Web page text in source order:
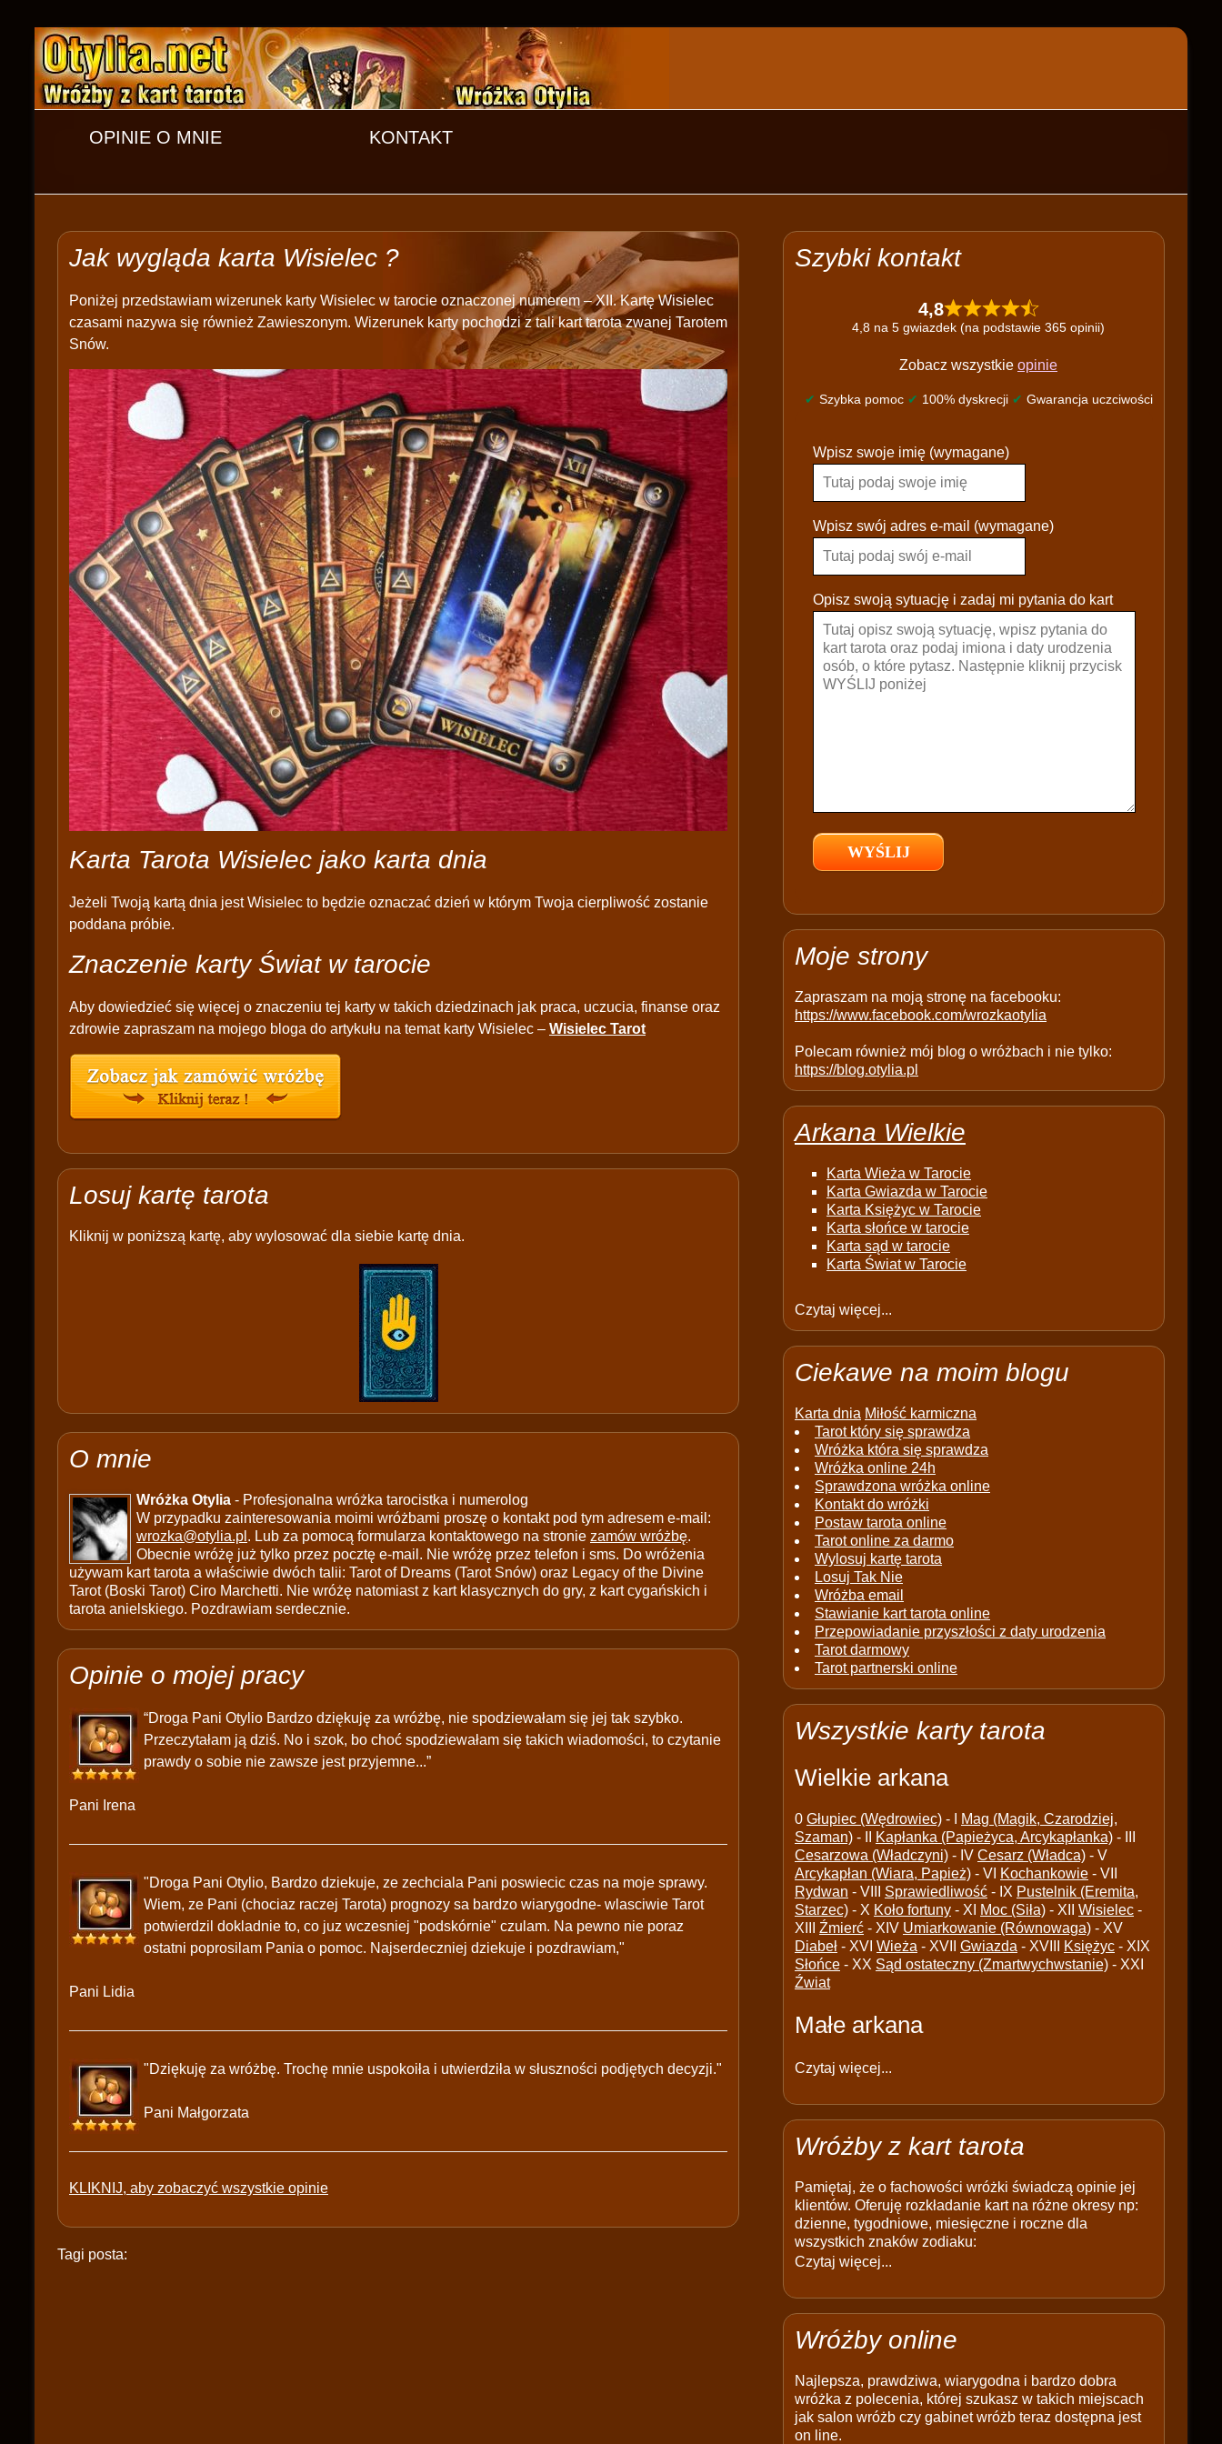
OPINIE O MNIE KONTAKT
Jak wygląda karta Wisielec ?
Poniżej przedstawiam wizerunek karty Wisielec w tarocie oznaczonej numerem – XII. Kartę Wisielec
czasami nazywa się również Zawieszonym. Wizerunek karty pochodzi z tali kart tarota zwanej Tarotem
Snów.
Karta Tarota Wisielec jako karta dnia
Jeżeli Twoją kartą dnia jest Wisielec to będzie oznaczać dzień w którym Twoja cierpliwość zostanie
poddana próbie.
Znaczenie karty Świat w tarocie
Aby dowiedzieć się więcej o znaczeniu tej karty w takich dziedzinach jak praca, uczucia, finanse oraz
zdrowie zapraszam na mojego bloga do artykułu na temat karty Wisielec – Wisielec Tarot
Losuj kartę tarota
Kliknij w poniższą kartę, aby wylosować dla siebie kartę dnia.
O mnie
Wróżka Otylia - Profesjonalna wróżka tarocistka i numerolog
W przypadku zainteresowania moimi wróżbami proszę o kontakt pod tym adresem e-mail:
wrozka@otylia.pl . Lub za pomocą formularza kontaktowego na stronie zamów wróżbę.
Obecnie wróżę już tylko przez pocztę e-mail. Nie wróżę przez telefon i sms. Do wróżenia
używam kart tarota a właściwie dwóch talii: Tarot of Dreams (Tarot Snów) oraz Legacy of the Divine
Tarot (Boski Tarot) Ciro Marchetti. Nie wróżę natomiast z kart klasycznych do gry, z kart cygańskich i
tarota anielskiego. Pozdrawiam serdecznie.
Opinie o mojej pracy
“Droga Pani Otylio Bardzo dziękuję za wróżbę, nie spodziewałam się jej tak szybko.
Przeczytałam ją dziś. No i szok, bo choć spodziewałam się takich wiadomości, to czytanie
prawdy o sobie nie zawsze jest przyjemne...”
Pani Irena
"Droga Pani Otylio, Bardzo dziekuje, ze zechciala Pani poswiecic czas na moje sprawy.
Wiem, ze Pani (chociaz raczej Tarota) prognozy sa bardzo wiarygodne- wlasciwie Tarot
potwierdzil dokladnie to, co juz wczesniej "podskórnie" czulam. Na pewno nie poraz
ostatni poprosilam Pania o pomoc. Najserdeczniej dziekuje i pozdrawiam,"
Pani Lidia
"Dziękuję za wróżbę. Trochę mnie uspokoiła i utwierdziła w słuszności podjętych decyzji."
Pani Małgorzata
KLIKNIJ, aby zobaczyć wszystkie opinie
Tagi posta:
Szybki kontakt
4,8
4,8 na 5 gwiazdek (na podstawie 365 opinii)
Zobacz wszystkie opinie
✔ Szybka pomoc ✔ 100% dyskrecji ✔ Gwarancja uczciwości
l
a
s
e
a
e
e
p
y
Wpisz swoje imię (wymagane)
Wpisz swój adres e-mail (wymagane)
Opisz swoją sytuację i zadaj mi pytania do kart
Moje strony
Zapraszam na moją stronę na facebooku:
https://www.facebook.com/wrozkaotylia
Polecam również mój blog o wróżbach i nie tylko:
https://blog.otylia.pl
Arkana Wielkie
Karta Wieża w Tarocie
Karta Gwiazda w Tarocie
Karta Księżyc w Tarocie
Karta słońce w tarocie
Karta sąd w tarocie
Karta Świat w Tarocie
Czytaj więcej...
Ciekawe na moim blogu
Karta dnia Miłość karmiczna
Tarot który się sprawdza
Wróżka która się sprawdza
Wróżka online 24h
Sprawdzona wróżka online
Kontakt do wróżki
Postaw tarota online
Tarot online za darmo
Wylosuj kartę tarota
Losuj Tak Nie
Wróżba email
Stawianie kart tarota online
Przepowiadanie przyszłości z daty urodzenia
Tarot darmowy
Tarot partnerski online
Wszystkie karty tarota
Wielkie arkana
0 Głupiec (Wędrowiec) - I
Mag (Magik, Czarodziej,
Szaman) - II Kapłanka (Papieżyca, Arcykapłanka) - III
Cesarzowa (Władczyni) - IV Cesarz (Władca) - V
Arcykapłan (Wiara, Papież) - VI Kochankowie - VII
Rydwan - VIII Sprawiedliwość - IX Pustelnik (Eremita,
Starzec) - X Koło fortuny - XI Moc (Siła) - XII Wisielec -
XIII Źmierć - XIV Umiarkowanie (Równowaga) - XV
Diabeł - XVI Wieża - XVII Gwiazda - XVIII Księżyc - XIX
Słońce - XX Sąd ostateczny (Zmartwychwstanie) - XXI
Źwiat
Małe arkana
Czytaj więcej...
Wróżby z kart tarota
Pamiętaj, że o fachowości wróżki świadczą opinie jej
klientów. Oferuję rozkładanie kart na różne okresy np:
dzienne, tygodniowe, miesięczne i roczne dla
wszystkich znaków zodiaku:
Czytaj więcej...
Wróżby online
Najlepsza, prawdziwa, wiarygodna i bardzo dobra
wróżka z polecenia, której szukasz w takich miejscach
jak salon wróżb czy gabinet wróżb teraz dostępna jest
on line.